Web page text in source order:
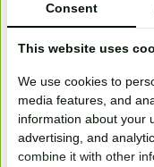
winkel
Handelsweg 6a
7041gx 's-Heerenberg
Consent
This website uses
We use cookies to
media features, and
information about your
advertising, and
combine it with other